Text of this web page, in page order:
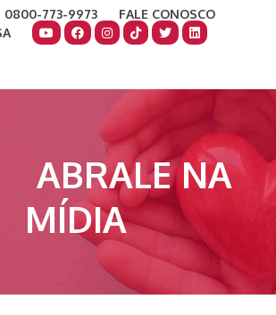
0800-773-9973
FALE CONOSCO
ABRALE NA
MÍDIA